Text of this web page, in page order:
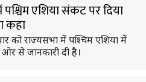
एशिया संकट पर दिया
कहा
को राज्यसभा में पश्चिम एशिया में
से जानकारी दी है।